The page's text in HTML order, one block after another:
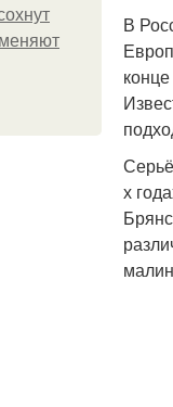
В
х